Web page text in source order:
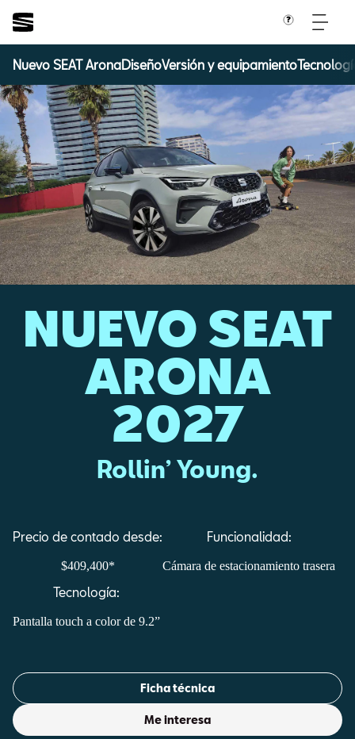
Nuevo SEAT AronaDiseñoVersión y equipamiento
NUEVO SEAT
ARONA
2027
Rollin’ Young.
Precio de contado desde:
$409,400*
Funcionalidad:
Cámara de estacionamiento trasera
Tecnología:
Pantalla touch a color de 9.2”
Me interesa
Ficha técnica